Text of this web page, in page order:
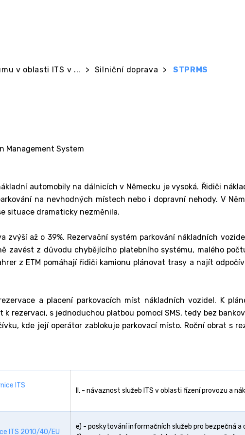
v oblasti ITS v ... > Silniční doprava > STPRMS
Management System
automobily na dálnicích v Německu je vysoká. Řidiči
na nevhodných místech nebo i dopravní nehody. V
situace dramaticky nezměnila.
zvýší až o 39%. Rezervační systém parkování nákladních
zavést z důvodu chybějícího platebního systému, malého
z ETM pomáhají řidiči kamionu plánovat trasy a najít
a placení parkovacích míst nákladních vozidel. K
k rezervaci, s jednoduchou platbou pomocí SMS, tedy bez
kde její operátor zablokuje parkovací místo. Roční obrat s
ITS
II. - návaznost služeb ITS v oblasti řízení provozu a
ITS 2010/40/EU
e) - poskytování informačních služeb pro bezpečná